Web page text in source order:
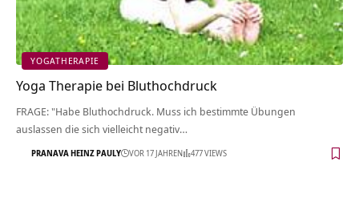
YOGATHERAPIE
Yoga Therapie bei Bluthochdruck
FRAGE: "Habe Bluthochdruck. Muss ich bestimmte Übungen
auslassen die sich vielleicht negativ…
PRANAVA HEINZ PAULY VOR 17 JAHREN 477 VIEWS